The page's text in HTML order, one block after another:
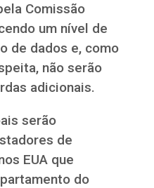
Comissão
um nível de
de dados e, como
não serão
adicionais.
serão
de
EUA que
do